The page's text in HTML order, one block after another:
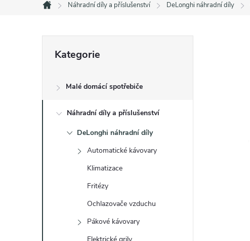
Domů
Náhradní díly a příslušenství DeLonghi náhradní díly
s
kategorie
Kategorie
Malé domácí spotřebiče
Náhradní díly a příslušenství
DeLonghi náhradní díly
Automatické kávovary
Klimatizace
Fritézy
Ochlazovače vzduchu
Pákové kávovary